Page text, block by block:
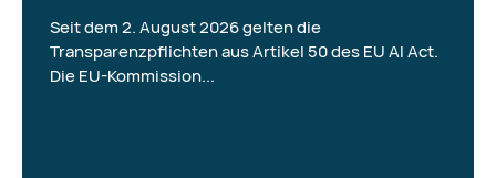
Seit dem 2. August 2026 gelten die
Transparenzpflichten aus Artikel 50 des EU AI Act.
Die EU-Kommission...